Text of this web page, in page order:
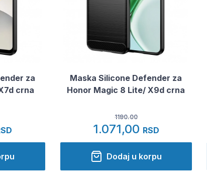
za
crna
Maska Silicone Defender za
Honor Magic 8 Lite/ X9d crna
1190.00
1.071,00 RSD
Dodaj u korpu